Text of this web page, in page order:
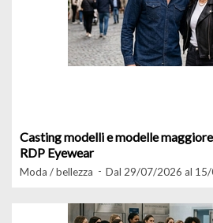
Casting modelli e modelle
RDP Eyewear
Moda / bellezza Dal 29/07/2026 al